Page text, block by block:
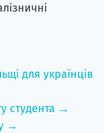
для українців
студента →
→